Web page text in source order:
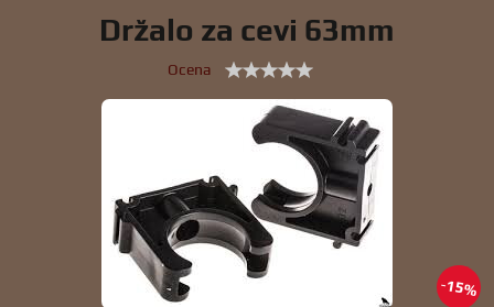
15%
Držalo za cevi 63mm
Ocena